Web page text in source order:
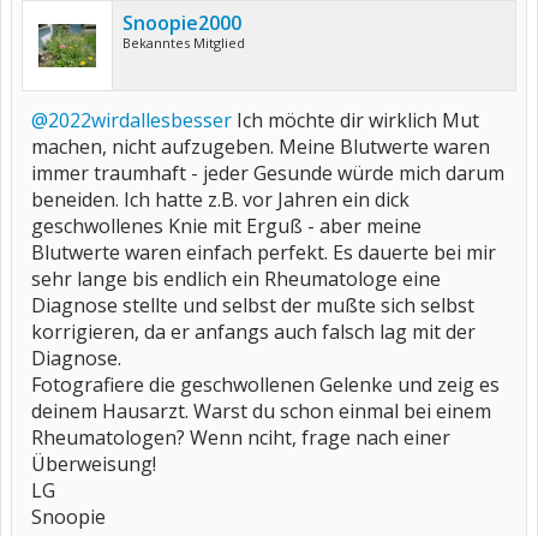
Snoopie2000
Bekanntes Mitglied
@2022wirdallesbesser Ich möchte dir wirklich Mut
machen, nicht aufzugeben. Meine Blutwerte waren
immer traumhaft - jeder Gesunde würde mich darum
beneiden. Ich hatte z.B. vor Jahren ein dick
geschwollenes Knie mit Erguß - aber meine
Blutwerte waren einfach perfekt. Es dauerte bei mir
sehr lange bis endlich ein Rheumatologe eine
Diagnose stellte und selbst der mußte sich selbst
korrigieren, da er anfangs auch falsch lag mit der
Diagnose.
Fotografiere die geschwollenen Gelenke und zeig es
deinem Hausarzt. Warst du schon einmal bei einem
Rheumatologen? Wenn nciht, frage nach einer
Überweisung!
LG
Snoopie